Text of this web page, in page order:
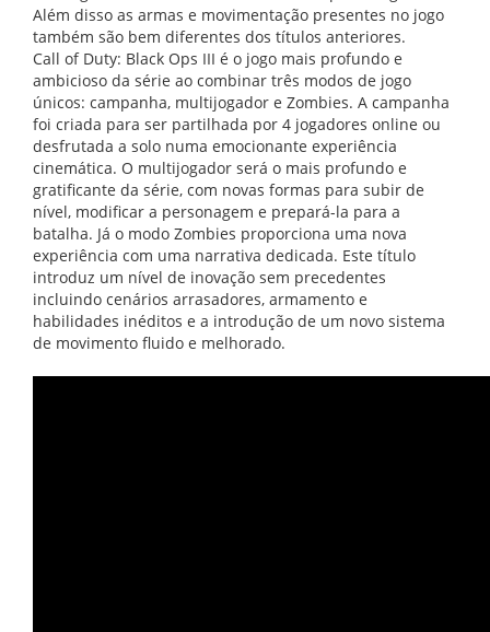
Além disso as armas e movimentação presentes no jogo
também são bem diferentes dos títulos anteriores.
Call of Duty: Black Ops III é o jogo mais profundo e
ambicioso da série ao combinar três modos de jogo
únicos: campanha, multijogador e Zombies. A campanha
foi criada para ser partilhada por 4 jogadores online ou
desfrutada a solo numa emocionante experiência
cinemática. O multijogador será o mais profundo e
gratificante da série, com novas formas para subir de
nível, modificar a personagem e prepará-la para a
batalha. Já o modo Zombies proporciona uma nova
experiência com uma narrativa dedicada. Este título
introduz um nível de inovação sem precedentes
incluindo cenários arrasadores, armamento e
habilidades inéditos e a introdução de um novo sistema
de movimento fluido e melhorado.